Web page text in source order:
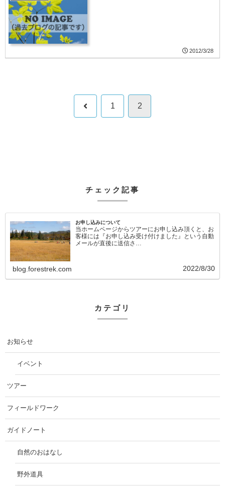
2012/3/28
前 1 2
チェック記事
お申し込みについて
当ホームページからツアーにお申し込み頂くと、お
客様には『お申し込み受け付けました』という自動
メールが直後に送信さ…
blog.forestrek.com 2022/8/30
カテゴリ
お知らせ
イベント
ツアー
フィールドワーク
ガイドノート
自然のおはなし
野外道具